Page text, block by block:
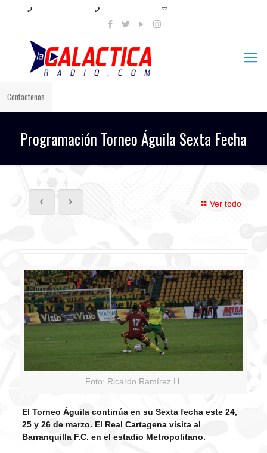
Contáctenos
Programación Torneo Águila Sexta Fecha
Ver todo
Foto: Ricardo Ramírez H.
El Torneo Águila continúa en su Sexta fecha este 24,
25 y 26 de marzo. El Real Cartagena visita al
Barranquilla F.C. en el estadio Metropolitano.